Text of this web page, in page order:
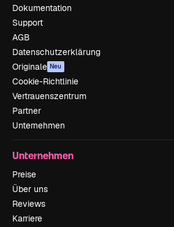
Dokumentation
Support
AGB
Datenschutzerklärung
Originale Neu
Cookie-Richtlinie
Vertrauenszentrum
Partner
Unternehmen
Unternehmen
Preise
Über uns
Reviews
Karriere